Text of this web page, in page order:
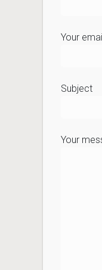
Your
Subject
Your